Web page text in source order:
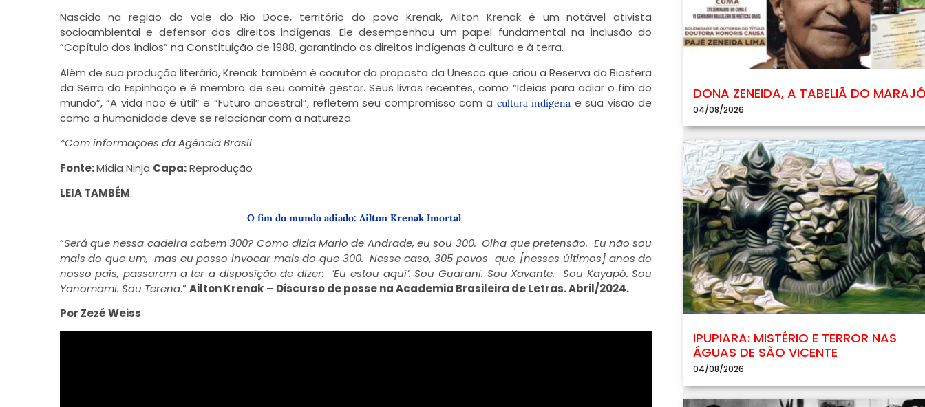
Nascido na região do vale do Rio Doce, território do povo Krenak, Ailton Krenak é um notável ativista
socioambiental e defensor dos direitos indígenas. Ele desempenhou um papel fundamental na inclusão do
“Capítulo dos índios” na Constituição de 1988, garantindo os direitos indígenas à cultura e à terra.
Além de sua produção literária, Krenak também é coautor da proposta da Unesco que criou a Reserva da Biosfera
da Serra do Espinhaço e é membro de seu comitê gestor. Seus livros recentes, como “Ideias para adiar o fim do
mundo”, “A vida não é útil” e “Futuro ancestral”, refletem seu compromisso com a cultura indígena e sua visão de
como a humanidade deve se relacionar com a natureza.
*Com informações da Agência Brasil
Fonte:Mídia Ninja Capa:Reprodução
LEIA TAMBÉM:
O fim do mundo adiado:Ailton Krenak Imortal
“Será que nessa cadeira cabem 300? Como dizia Mario de Andrade, eu sou 300.Olha que pretensão. Eu não sou
mais do que um,mas eu posso invocar mais do que 300.Nesse caso, 305 povos que, [nesses últimos] anos do
nosso país,passaram a ter a disposição de dizer: ‘Eu estou aqui’.Sou Guarani. Sou Xavante. Sou Kayapó. Sou
Yanomami. Sou Terena.” Ailton Krenak– Discurso de possena Academia Brasileira de Letras. Abril/2024.
Por Zezé Weiss
DONA ZENEIDA, A TABELIÃ DO
04/08/2026
IPUPIARA: MISTÉRIO E TERROR NAS
ÁGUAS DE SÃO VICENTE
04/08/2026